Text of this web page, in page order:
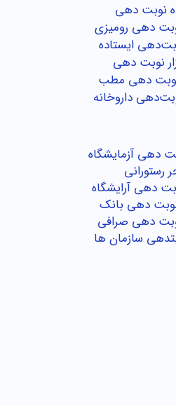
نوبت دهی
دهی رومیزی
ایستاده
نوبت دهی
دهی مطب
داروخانه
دهی آزمایشگاه
رستورانی
دهی آرایشگاه
دهی بانک
دهی صرافی
سازمان ها